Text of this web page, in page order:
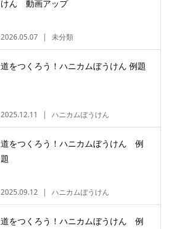
けん 動画アップ
2026.05.07 未分類
道をつくろう！ハニカムぼうけん 例題
2025.12.11 ハニカムぼうけん
道をつくろう！ハニカムぼうけん 例
題
2025.09.12 ハニカムぼうけん
道をつくろう！ハニカムぼうけん 例